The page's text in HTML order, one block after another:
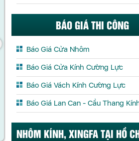
TAY NẮM CỬA ĐI KINLONG
Xem chi tết
BÁO GIÁ THI CÔNG
Báo Giá Cửa Nhôm
Báo Giá Cửa Kính Cường Lực
Báo Giá Vách Kính Cường Lực
Báo Giá Lan Can - Cầu Thang
NHÔM KÍNH, XINGFA TẠI HỒ